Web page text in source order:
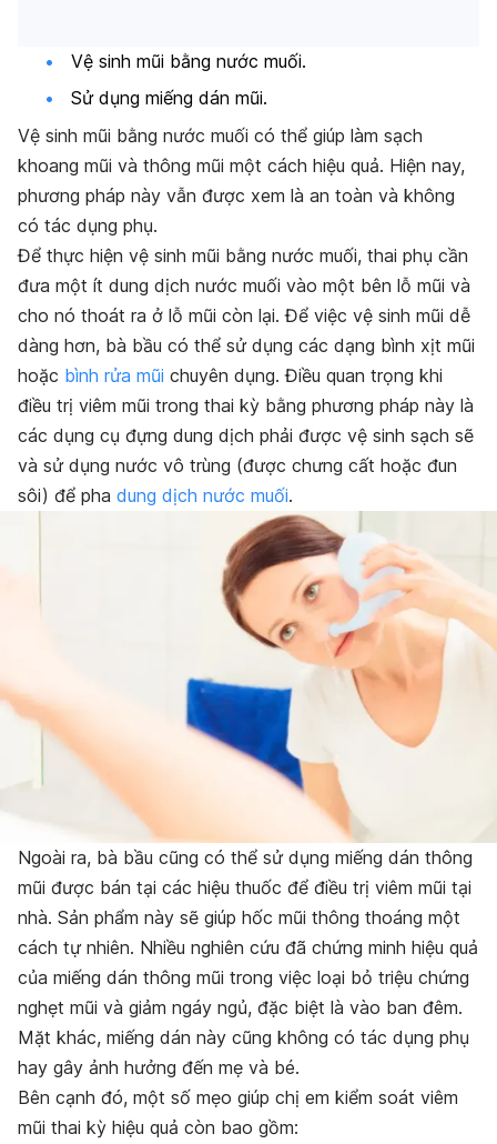
Vệ sinh mũi bằng nước muối.
Sử dụng miếng dán mũi.
Vệ sinh mũi bằng nước muối có thể giúp làm sạch
khoang mũi và thông mũi một cách hiệu quả. Hiện nay,
phương pháp này vẫn được xem là an toàn và không
có tác dụng phụ.
Để thực hiện vệ sinh mũi bằng nước muối, thai phụ cần
đưa một ít dung dịch nước muối vào một bên lỗ mũi và
cho nó thoát ra ở lỗ mũi còn lại. Để việc vệ sinh mũi dễ
dàng hơn, bà bầu có thể sử dụng các dạng bình xịt mũi
hoặc bình rửa mũi chuyên dụng. Điều quan trọng khi
điều trị viêm mũi trong thai kỳ bằng phương pháp này là
các dụng cụ đựng dung dịch phải được vệ sinh sạch sẽ
và sử dụng nước vô trùng (được chưng cất hoặc đun
sôi) để pha dung dịch nước muối.
Ngoài ra, bà bầu cũng có thể sử dụng miếng dán thông
mũi được bán tại các hiệu thuốc để điều trị viêm mũi tại
nhà. Sản phẩm này sẽ giúp hốc mũi thông thoáng một
cách tự nhiên. Nhiều nghiên cứu đã chứng minh hiệu quả
của miếng dán thông mũi trong việc loại bỏ triệu chứng
nghẹt mũi và giảm ngáy ngủ, đặc biệt là vào ban đêm.
Mặt khác, miếng dán này cũng không có tác dụng phụ
hay gây ảnh hưởng đến mẹ và bé.
Bên cạnh đó, một số mẹo giúp chị em kiểm soát viêm
mũi thai kỳ hiệu quả còn bao gồm: